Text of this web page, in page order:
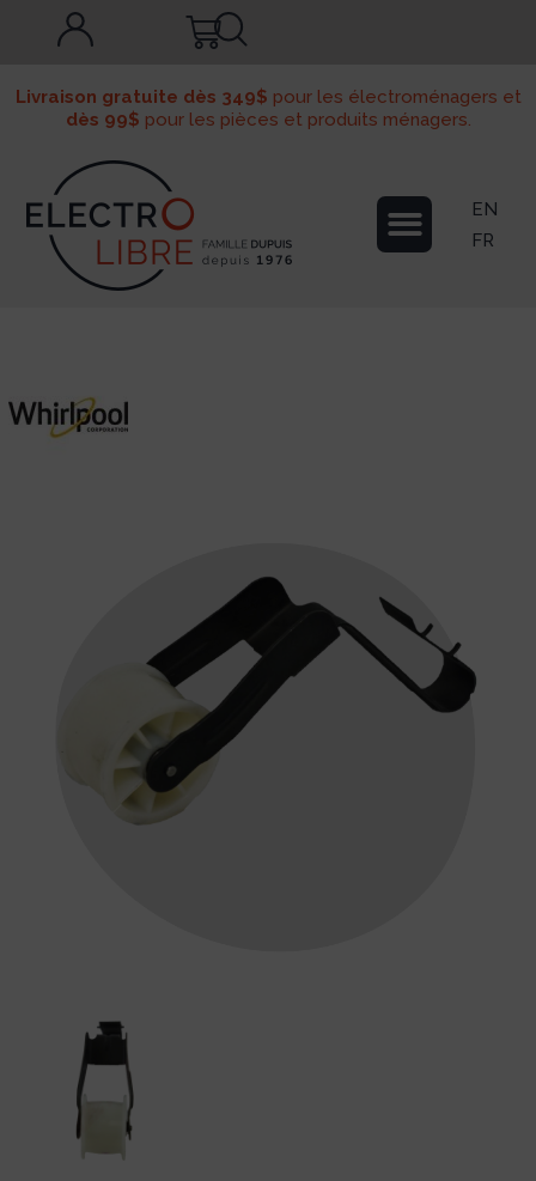
Livraison gratuite dès 349$ pour les électroménagers et
dès 99$ pour les pièces et produits ménagers.
EN
FR